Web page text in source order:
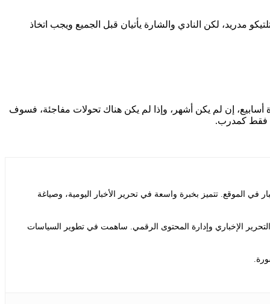
لكن النادي والشارة يأتيان قبل الجميع ويجب اتخاذ
أسابيع، إن لم يكن أشهر، وإذا لم يكن هناك تحولات مفاجئة، فسوف
فقط كمدرب.
الموقع. تتميز بخبرة واسعة في تحرير الأخبار اليومية، وصياغة
الإخباري وإدارة المحتوى الرقمي. ساهمت في تطوير السياسات